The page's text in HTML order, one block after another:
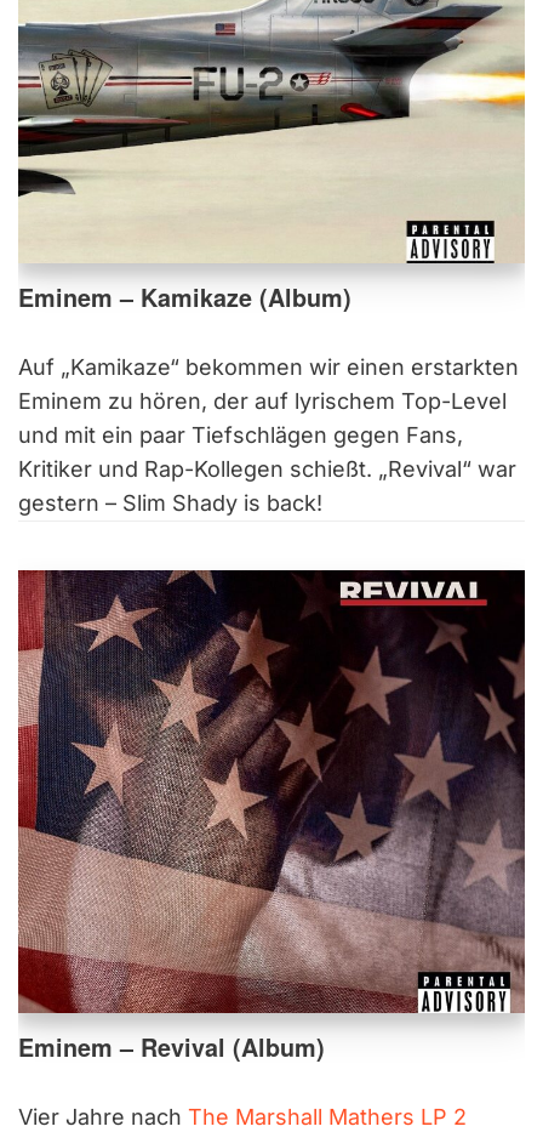
Eminem – Kamikaze (Album)
Auf „Kamikaze“ bekommen wir einen erstarkten
Eminem zu hören, der auf lyrischem Top-Level
und mit ein paar Tiefschlägen gegen Fans,
Kritiker und Rap-Kollegen schießt. „Revival“ war
gestern – Slim Shady is back!
Eminem – Revival (Album)
Vier Jahre nach The Marshall Mathers LP 2